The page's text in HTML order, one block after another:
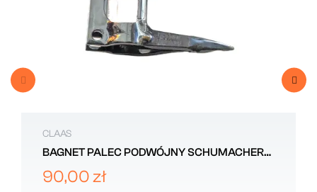
CLAAS
BAGNET PALEC PODWÓJNY SCHUMACHER
410100001
90,00 zł